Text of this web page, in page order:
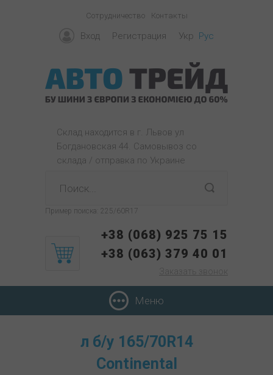
Сотрудничество Контакты
Вход Регистрация Укр Рус
Склад находится в г. Львов ул
Богдановская 44. Самовывоз со
склада / отправка по Украине
Пример поиска: 225/60R17
+38 (068) 925 75 15
+38 (063) 379 40 01
Заказать звонок
Меню
л б/у 165/70R14
Continental